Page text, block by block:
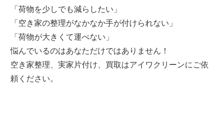
「荷物を少しでも減らしたい」
「空き家の整理がなかなか手が付けられない」
「荷物が大きくて運べない」
悩んでいるのはあなただけではありません！
空き家整理、実家片付け、買取はアイワクリーンにご依
頼ください。